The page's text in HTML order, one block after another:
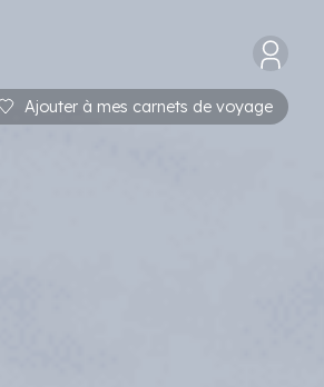
Ajouter à mes carnets de voyage